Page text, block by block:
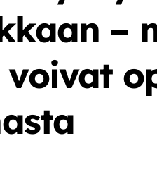
–
voivat